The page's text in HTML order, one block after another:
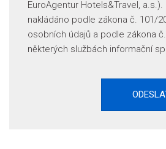
EuroAgentur Hotels&Travel,
nakládáno podle zákona č. 101/
osobních údajů a podle zákona
některých službách informační